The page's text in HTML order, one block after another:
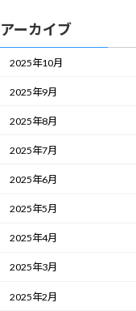
アーカイブ
2025年10月
2025年9月
2025年8月
2025年7月
2025年6月
2025年5月
2025年4月
2025年3月
2025年2月